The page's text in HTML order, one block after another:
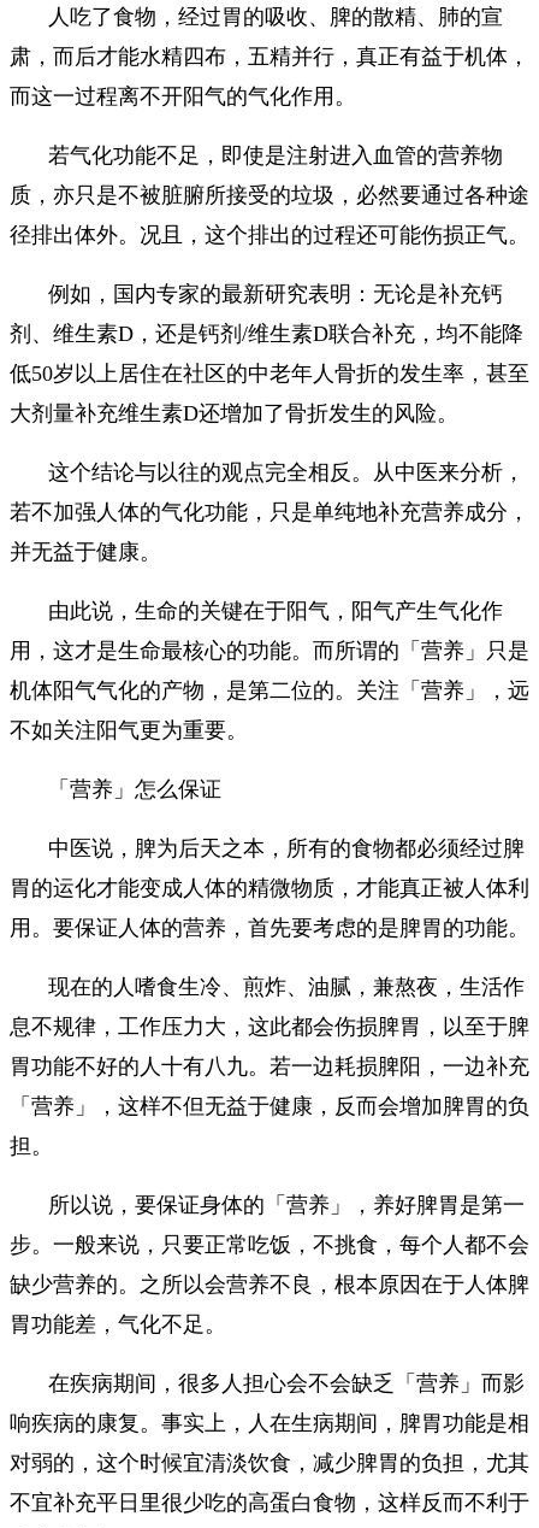
人吃了食物，经过胃的吸收、脾的散精、肺的宣
肃，而后才能水精四布，五精并行，真正有益于机体，
而这一过程离不开阳气的气化作用。
若气化功能不足，即使是注射进入血管的营养物
质，亦只是不被脏腑所接受的垃圾，必然要通过各种途
径排出体外。况且，这个排出的过程还可能伤损正气。
例如，国内专家的最新研究表明：无论是补充钙
剂、维生素D，还是钙剂/维生素D联合补充，均不能降
低50岁以上居住在社区的中老年人骨折的发生率，甚至
大剂量补充维生素D还增加了骨折发生的风险。
这个结论与以往的观点完全相反。从中医来分析，
若不加强人体的气化功能，只是单纯地补充营养成分，
并无益于健康。
由此说，生命的关键在于阳气，阳气产生气化作
用，这才是生命最核心的功能。而所谓的「营养」只是
机体阳气气化的产物，是第二位的。关注「营养」，远
不如关注阳气更为重要。
「营养」怎么保证
中医说，脾为后天之本，所有的食物都必须经过脾
胃的运化才能变成人体的精微物质，才能真正被人体利
用。要保证人体的营养，首先要考虑的是脾胃的功能。
现在的人嗜食生冷、煎炸、油腻，兼熬夜，生活作
息不规律，工作压力大，这此都会伤损脾胃，以至于脾
胃功能不好的人十有八九。若一边耗损脾阳，一边补充
「营养」，这样不但无益于健康，反而会增加脾胃的负
担。
所以说，要保证身体的「营养」，养好脾胃是第一
步。一般来说，只要正常吃饭，不挑食，每个人都不会
缺少营养的。之所以会营养不良，根本原因在于人体脾
胃功能差，气化不足。
在疾病期间，很多人担心会不会缺乏「营养」而影
响疾病的康复。事实上，人在生病期间，脾胃功能是相
对弱的，这个时候宜清淡饮食，减少脾胃的负担，尤其
不宜补充平日里很少吃的高蛋白食物，这样反而不利于